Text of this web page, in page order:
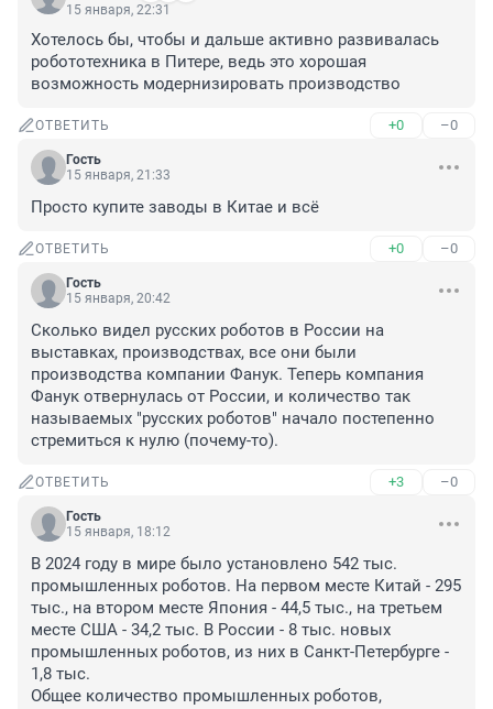
15 января, 22:31
Хотелось бы, чтобы и дальше активно развивалась
робототехника в Питере, ведь это хорошая
возможность модернизировать производство
ОТВЕТИТЬ +0 –0
Гость
15 января, 21:33
Просто купите заводы в Китае и всё
ОТВЕТИТЬ +0 –0
Гость
15 января, 20:42
Сколько видел русских роботов в России на
выставках, производствах, все они были
производства компании Фанук. Теперь компания
Фанук отвернулась от России, и количество так
называемых "русских роботов" начало постепенно
стремиться к нулю (почему-то).
ОТВЕТИТЬ +3 –0
Гость
15 января, 18:12
В 2024 году в мире было установлено 542 тыс.
промышленных роботов. На первом месте Китай - 295
тыс., на втором месте Япония - 44,5 тыс., на третьем
месте США - 34,2 тыс. В России - 8 тыс. новых
промышленных роботов, из них в Санкт-Петербурге -
1,8 тыс.
Общее количество промышленных роботов,